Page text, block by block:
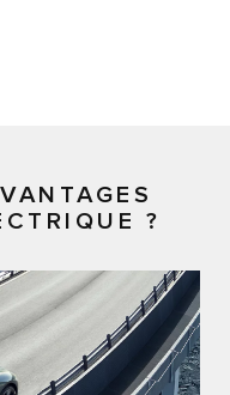
?